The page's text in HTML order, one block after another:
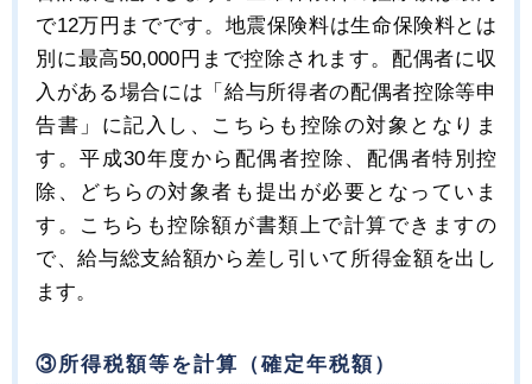
で12万円までです。地震保険料は生命保険料とは
別に最高50,000円まで控除されます。配偶者に収
入がある場合には「給与所得者の配偶者控除等申
告書」に記入し、こちらも控除の対象となりま
す。平成30年度から配偶者控除、配偶者特別控
除、どちらの対象者も提出が必要となっていま
す。こちらも控除額が書類上で計算できますの
で、給与総支給額から差し引いて所得金額を出し
ます。
③所得税額等を計算（確定年税額）